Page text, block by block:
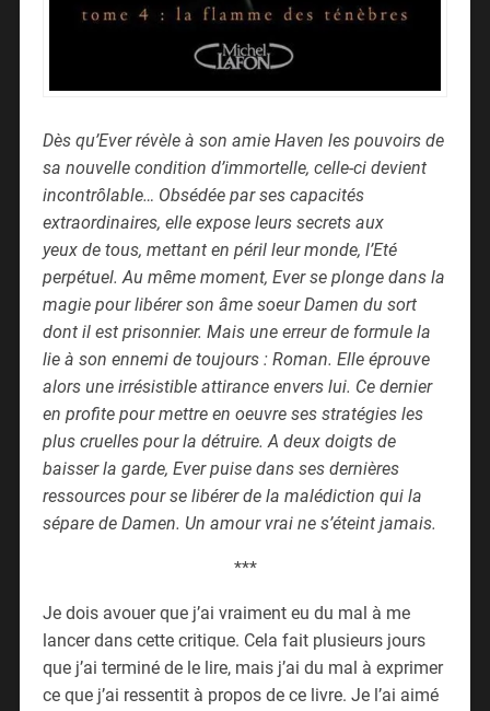
Dès qu’Ever révèle à son amie Haven les pouvoirs de
sa nouvelle condition d’immortelle, celle-ci devient
incontrôlable… Obsédée par ses capacités
extraordinaires, elle expose leurs secrets aux
yeux de tous, mettant en péril leur monde, l’Eté
perpétuel. Au même moment, Ever se plonge dans la
magie pour libérer son âme soeur Damen du sort
dont il est prisonnier. Mais une erreur de formule la
lie à son ennemi de toujours : Roman. Elle éprouve
alors une irrésistible attirance envers lui. Ce dernier
en profite pour mettre en oeuvre ses stratégies les
plus cruelles pour la détruire. A deux doigts de
baisser la garde, Ever puise dans ses dernières
ressources pour se libérer de la malédiction qui la
sépare de Damen. Un amour vrai ne s’éteint jamais.
***
Je dois avouer que j’ai vraiment eu du mal à me
lancer dans cette critique. Cela fait plusieurs jours
que j’ai terminé de le lire, mais j’ai du mal à exprimer
ce que j’ai ressentit à propos de ce livre. Je l’ai aimé